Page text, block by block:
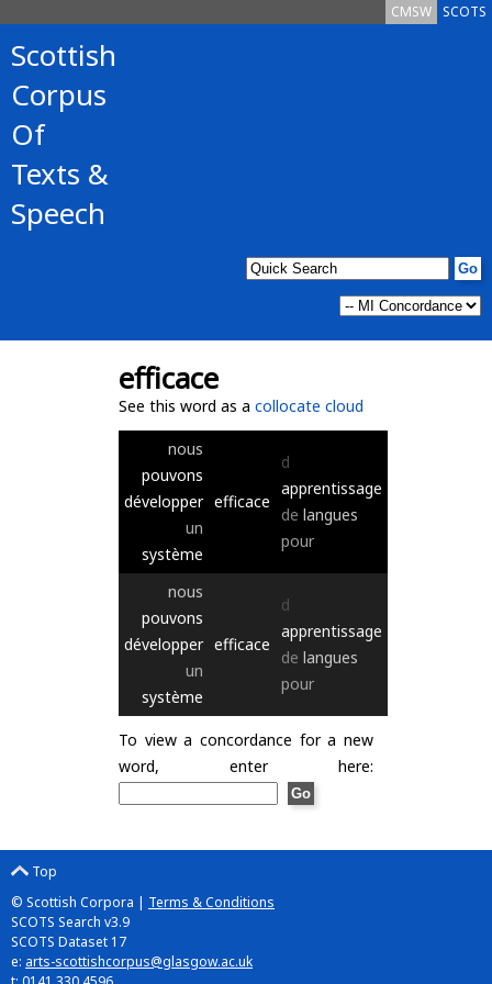
SCOTS
CMSW
Scottish
Corpus
Of
Texts &
Speech
efficace
See this word as a collocate cloud
nous
pouvons
développer
un
système
efficace
d
apprentissage
de langues
pour
nous
pouvons
développer
un
système
efficace
d
apprentissage
de langues
pour
To view a concordance for a new
word, enter here:
Top
© Scottish Corpora | Terms & Conditions
SCOTS Search v3.9
SCOTS Dataset 17
e: arts-scottishcorpus@glasgow.ac.uk